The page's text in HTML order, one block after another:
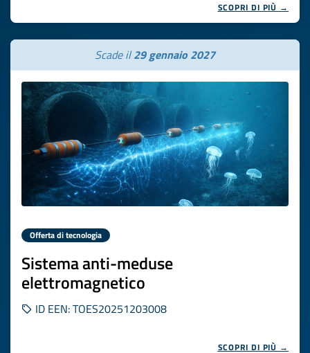
SCOPRI DI PIÙ →
Scade il29 gennaio 2027
Offerta di tecnologia
Sistema anti-meduse
elettromagnetico
ID EEN: TOES20251203008
SCOPRI DI PIÙ →